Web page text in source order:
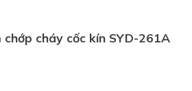
cháy cốc kín SYD-261A